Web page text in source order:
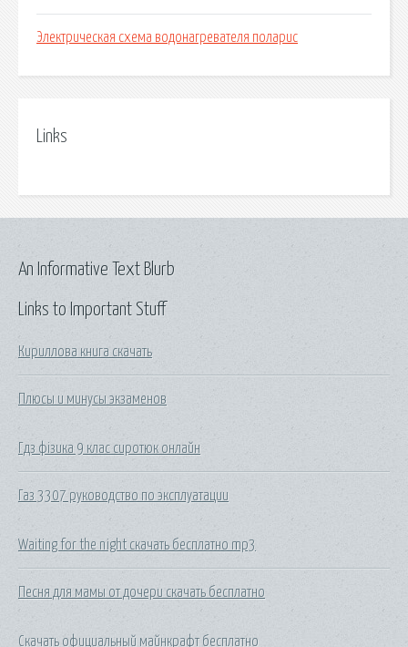
Электрическая схема водонагревателя поларис
Links
Links to Important Stuff
Кириллова книга скачать
Плюсы и минусы экзаменов
Гдз фізика 9 клас сиротюк онлайн
Газ 3307 руководство по эксплуатации
Waiting for the night скачать бесплатно mp3
Песня для мамы от дочери скачать бесплатно
Скачать официальный майнкрафт бесплатно
An Informative Text Blurb